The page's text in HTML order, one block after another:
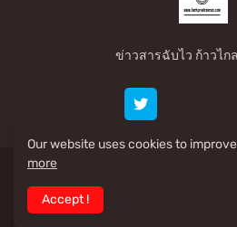
ข่าวสารฉับไว ก้าวไก
Home
Our website uses cookies to
more
Accept !